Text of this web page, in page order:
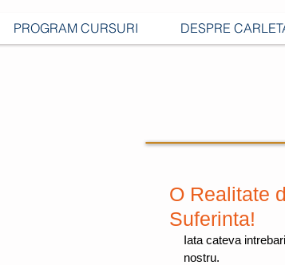
PROGRAM CURSURI DESPRE
O Realitate
Suferinta!
Iata cateva
nostru.